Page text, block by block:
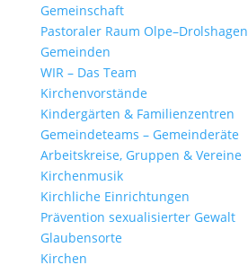
Gemein­schaft
Pasto­raler Raum Olpe–Drolshagen
Gemeinden
WIR – Das Team
Kirchen­vor­stände
Kinder­gärten & Familienzentren
Gemein­de­teams – Gemeinderäte
Arbeits­kreise, Gruppen & Vereine
Kirchen­musik
Kirch­liche Einrichtungen
Präven­tion sexua­li­sierter Gewalt
Glau­ben­s­orte
Kirchen